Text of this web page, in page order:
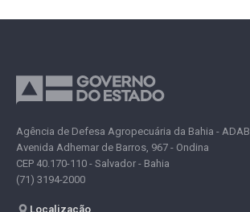
Agência de Defesa Agropecuária da Bahia - ADAB
Avenida Adhemar de Barros, 967 - Ondina
CEP 40.170-110 - Salvador - Bahia
(71) 3194-2000
Localização